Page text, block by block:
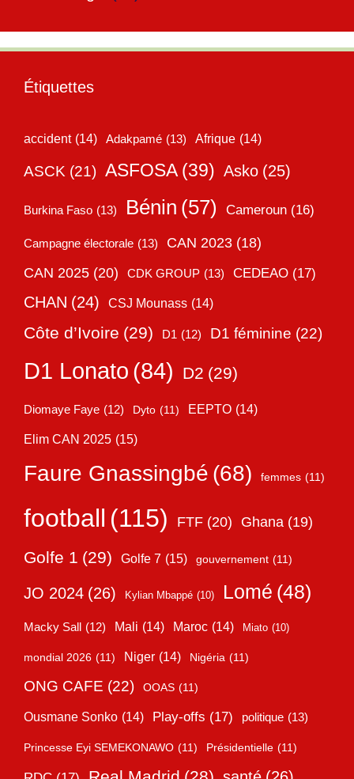
Étiquettes
accident (14) Adakpamé (13) Afrique (14)
ASCK (21) ASFOSA (39) Asko (25)
Burkina Faso (13) Bénin (57) Cameroun (16)
Campagne électorale (13) CAN 2023 (18)
CAN 2025 (20) CDK GROUP (13) CEDEAO (17)
CHAN (24) CSJ Mounass (14)
Côte d’Ivoire (29) D1 (12) D1 féminine (22)
D1 Lonato (84) D2 (29)
Diomaye Faye (12) Dyto (11) EEPTO (14)
Elim CAN 2025 (15)
Faure Gnassingbé (68) femmes (11)
football (115) FTF (20) Ghana (19)
Golfe 1 (29) Golfe 7 (15) gouvernement (11)
JO 2024 (26) Kylian Mbappé (10) Lomé (48)
Macky Sall (12) Mali (14) Maroc (14) Miato (10)
mondial 2026 (11) Niger (14) Nigéria (11)
ONG CAFE (22) OOAS (11)
Ousmane Sonko (14) Play-offs (17) politique (13)
Princesse Eyi SEMEKONAWO (11) Présidentielle (11)